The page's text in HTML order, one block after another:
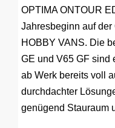
OPTIMA ONTOUR
Jahresbeginn auf
HOBBY VANS. Die
GE und V65 GF sind
ab Werk bereits voll
durchdachter
genügend Stauraum